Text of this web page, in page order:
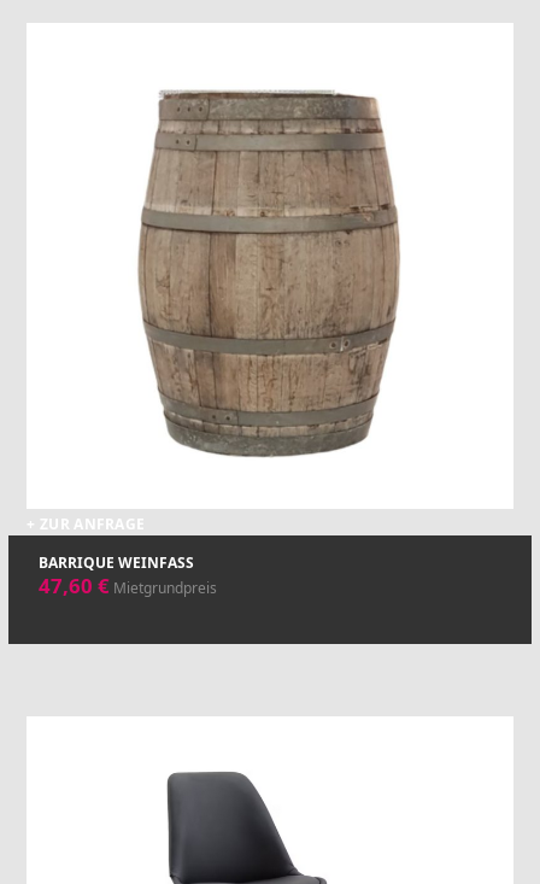
+ ZUR ANFRAGE
BARRIQUE WEINFASS
47,60€ Mietgrundpreis